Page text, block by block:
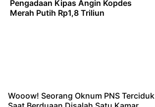
Pengadaan Kipas Angin Kopdes
Merah Putih Rp1,8 Triliun
Wooow! Seorang Oknum PNS Terciduk